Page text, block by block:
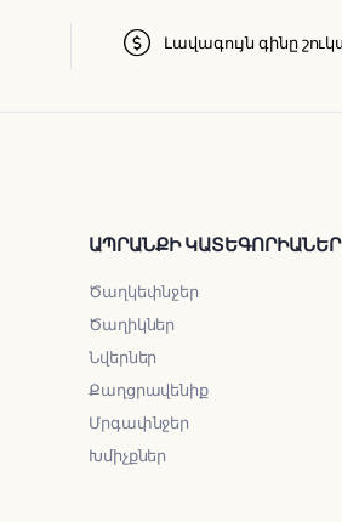
Լավագույն գինը
ԱՊՐԱՆՔԻ ԿԱՏԵԳՈՐԻԱՆԵՐ
Ծաղկեփնջեր
Ծաղիկներ
Նվերներ
Քաղցրավենիք
Մրգափնջեր
Խմիչքներ